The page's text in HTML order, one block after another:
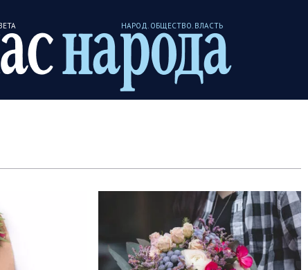
НАРОД. ОБЩЕСТВО. ВЛАСТЬ